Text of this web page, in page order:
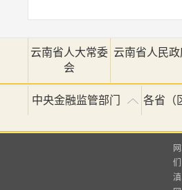
云南省人大常委
会
云南省人民政
中央金融监管部门 各省（
们